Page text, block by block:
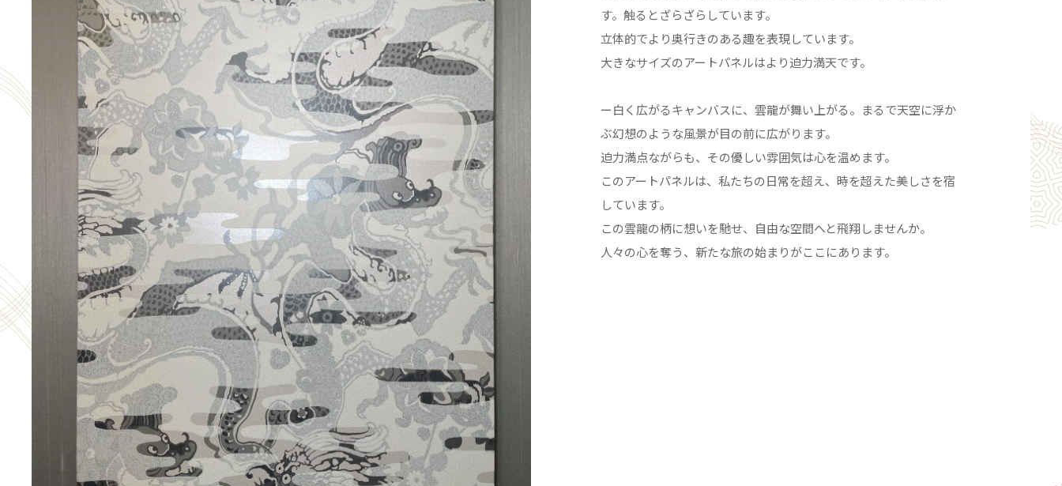
す。触るとざらざらしています。
立体的でより奥行きのある趣を表現しています。
大きなサイズのアートパネルはより迫力満天です。
ー白く広がるキャンバスに、雲龍が舞い上がる。まるで天空に浮か
ぶ幻想のような風景が目の前に広がります。
迫力満点ながらも、その優しい雰囲気は心を温めます。
このアートパネルは、私たちの日常を超え、時を超えた美しさを宿
しています。
この雲龍の柄に想いを馳せ、自由な空間へと飛翔しませんか。
人々の心を奪う、新たな旅の始まりがここにあります。